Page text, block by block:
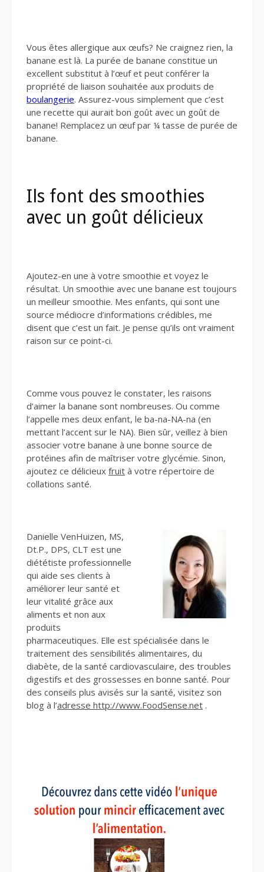
Vous êtes allergique aux œufs? Ne craignez rien, la
banane est là. La purée de banane constitue un
excellent substitut à l’œuf et peut conférer la
propriété de liaison souhaitée aux produits de
boulangerie. Assurez-vous simplement que c’est
une recette qui aurait bon goût avec un goût de
banane! Remplacez un œuf par ¼ tasse de purée de
banane.
Ils font des smoothies
avec un goût délicieux
Ajoutez-en une à votre smoothie et voyez le
résultat. Un smoothie avec une banane est toujours
un meilleur smoothie. Mes enfants, qui sont une
source médiocre d’informations crédibles, me
disent que c’est un fait. Je pense qu’ils ont vraiment
raison sur ce point-ci.
Comme vous pouvez le constater, les raisons
d’aimer la banane sont nombreuses. Ou comme
l’appelle mes deux enfant, le ba-na-NA-na (en
mettant l’accent sur le NA). Bien sûr, veillez à bien
associer votre banane à une bonne source de
protéines afin de maîtriser votre glycémie. Sinon,
ajoutez ce délicieux fruit à votre répertoire de
collations santé.
Danielle VenHuizen, MS,
Dt.P., DPS, CLT est une
diététiste professionnelle
qui aide ses clients à
améliorer leur santé et
leur vitalité grâce aux
aliments et non aux
produits
pharmaceutiques. Elle est spécialisée dans le
traitement des sensibilités alimentaires, du
diabète, de la santé cardiovasculaire, des troubles
digestifs et des grossesses en bonne santé. Pour
des conseils plus avisés sur la santé, visitez son
blog à l’adresse http://www.FoodSense.net .